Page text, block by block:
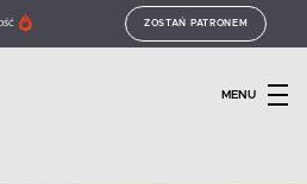
ZOSTAŃ PATRONEM
MENU